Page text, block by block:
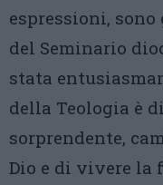
espressioni,
del Seminario
stata
della Teologia è
sorprendente,
Dio e di vivere la